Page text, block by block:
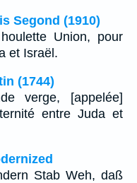
Segond (1910)
Union, pour
et Israël.
(1744)
verge, [appelée]
entre Juda et
Stab Weh, daß